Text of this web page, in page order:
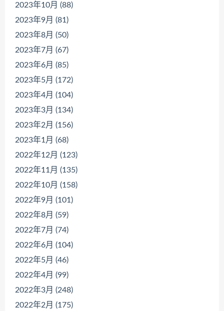
2023年10月 (88)
2023年9月 (81)
2023年8月 (50)
2023年7月 (67)
2023年6月 (85)
2023年5月 (172)
2023年4月 (104)
2023年3月 (134)
2023年2月 (156)
2023年1月 (68)
2022年12月 (123)
2022年11月 (135)
2022年10月 (158)
2022年9月 (101)
2022年8月 (59)
2022年7月 (74)
2022年6月 (104)
2022年5月 (46)
2022年4月 (99)
2022年3月 (248)
2022年2月 (175)